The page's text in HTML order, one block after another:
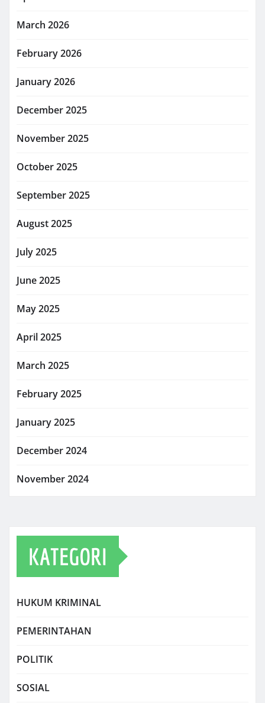
March 2026
February 2026
January 2026
December 2025
November 2025
October 2025
September 2025
August 2025
July 2025
June 2025
May 2025
April 2025
March 2025
February 2025
January 2025
December 2024
November 2024
KATEGORI
HUKUM KRIMINAL
PEMERINTAHAN
POLITIK
SOSIAL